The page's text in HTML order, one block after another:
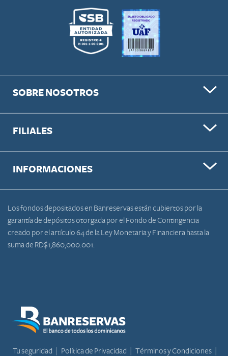
SOBRE NOSOTROS
FILIALES
INFORMACIONES
Los fondos depositados en Banreservas están cubiertos por la
garantía de depósitos otorgada por el Fondo de Contingencia
creado por el artículo 64 de la Ley Monetaria y Financiera hasta la
suma de RD$1,860,000.001.
Tu seguridad Política de Privacidad
Términos y Condiciones